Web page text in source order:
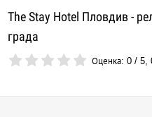
The Stay Hotel Пловдив -
града
Оценка:0 /5,